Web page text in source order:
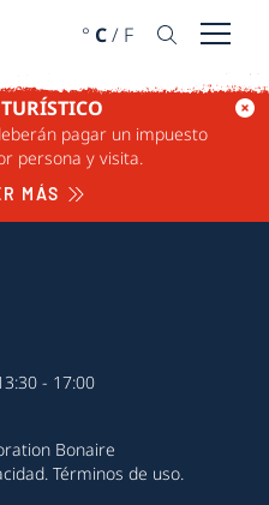
° C/ F Abrir
pagar un impuesto
persona y visita.
MÁS
- 17:00
Bonaire
. Términos de uso.